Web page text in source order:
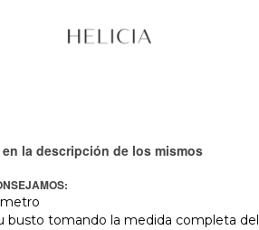
la descripción de los mismos
busto tomando la medida completa del